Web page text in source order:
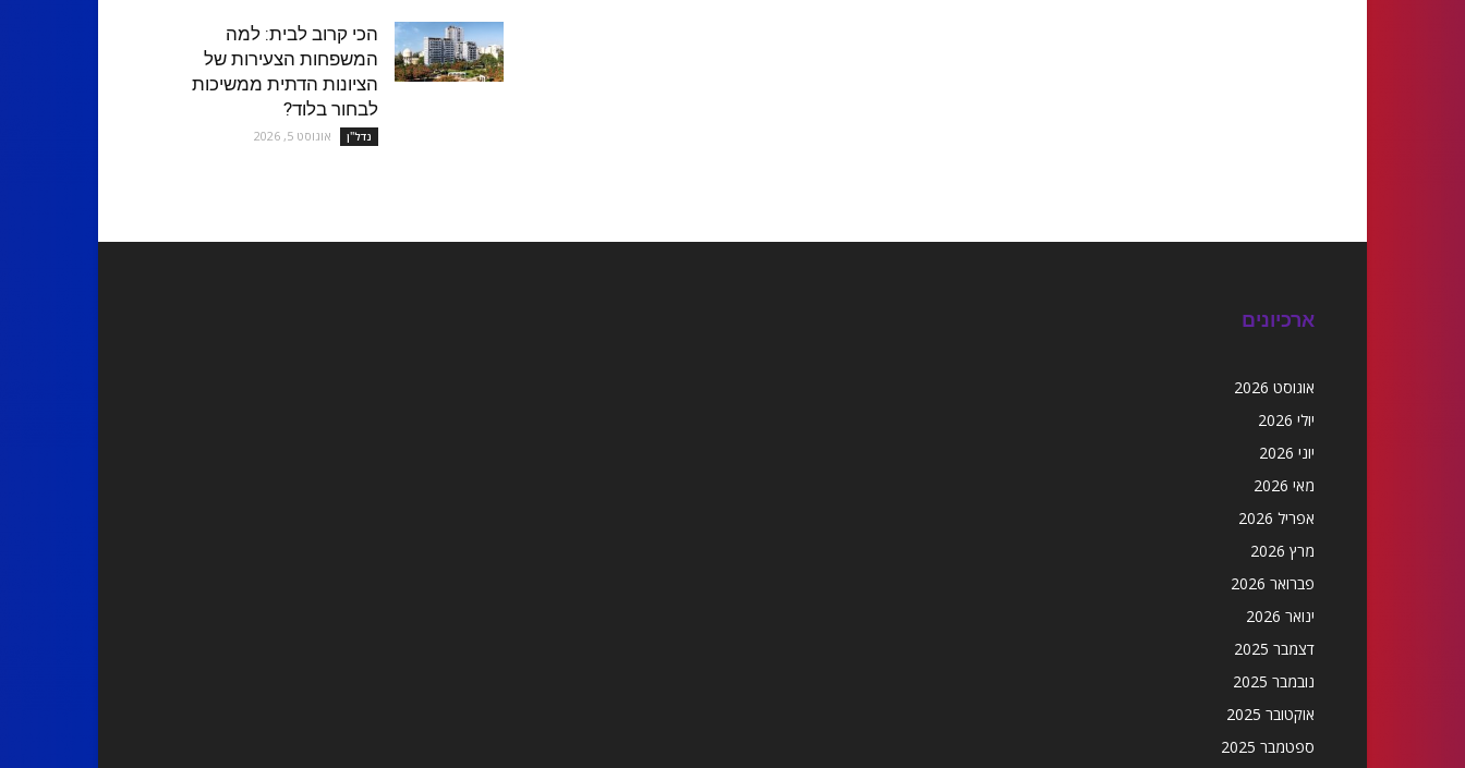
הכי קרוב לבית: למה
המשפחות הצעירות של
הציונות הדתית ממשיכות
לבחור בלוד?
נדל''ן אוגוסט 5, 2026
ארכיונים
אוגוסט 2026
יולי 2026
יוני 2026
מאי 2026
אפריל 2026
מרץ 2026
פברואר 2026
ינואר 2026
דצמבר 2025
נובמבר 2025
אוקטובר 2025
ספטמבר 2025